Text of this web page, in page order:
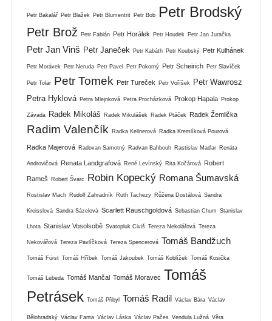
Petr Bakalář Petr Blažek Petr Blumentrit Petr Bob Petr Brodský
Petr Brož Petr Fabián Petr Horálek Petr Houdek Petr Jan Juračka
Petr Jan Vinš Petr Janeček Petr Kabáth Petr Koubský Petr Kulhánek
Petr Morávek Petr Neruda Petr Pavel Petr Pokorný Petr Scheirich Petr Slavíček
Petr Tolar Petr Tomek Petr Tureček Petr Voříšek
Petr Wawrosz
Petra Hyklová Petra Mlejnková Petra Procházková Prokop Hapala Prokop
Závada Radek Mikoláš Radek Mikulášek Radek Ptáček Radek Žemlička
Radim Valenčík Radka Kellnerová Radka Kremlíková Pourová
Radka Majerová Radovan Samotný Radvan Bahbouh Rastislav Maďar Renáta
Androvičová Renata Landgrafová René Levínský Rita Kočárová Robert
Rameš Robert Švarc Robin Kopecký Romana Šumavská
Rostislav Mach Rudolf Zahradník Ruth Tachezy Růžena Dostálová Sandra
Kreisslová Sandra Sázelová Scarlett Rauschgoldová Sebastian Chum Stanislav
Lhota Stanislav Vosolsobě Svatopluk Civiš Tereza Nekolářová Tereza
Nekovářová Tereza Pavlíčková Tereza Spencerová Tomáš Bandžuch
Tomáš Fürst Tomáš Hříbek Tomáš Jakoubek Tomáš Koblížek Tomáš Kosička
Tomáš Lebeda Tomáš Mančal Tomáš Moravec Tomáš
Petrásek Tomáš Přibyl Tomáš Radil Václav Bára Václav
Bělohradský Václav Fanta Václav Láska Václav Pačes Vendula Lužná Věra